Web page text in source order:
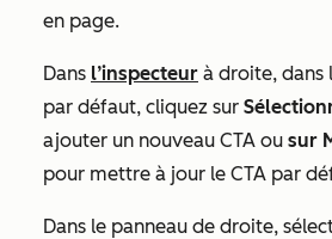
en page.
Dans l’inspecteur à droite, dans
par défaut, cliquez sur
ajouter un nouveau CTA ou sur
pour mettre à jour le CTA par
Dans le panneau de droite,